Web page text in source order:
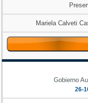
Mariela Calveti
Gobierno
26-